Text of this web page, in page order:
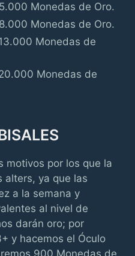
Monedas de Oro.
Monedas de Oro.
Monedas de
Monedas de
motivos por los que la
alters, ya que las
a la semana y
al nivel de
darán oro; por
y hacemos el Óculo
900 Monedas de